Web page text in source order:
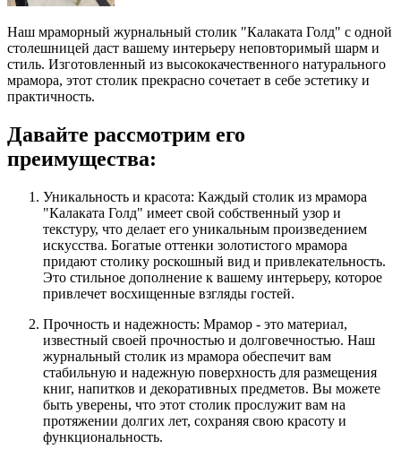
Наш мраморный журнальный столик "Калаката Голд" с одной
столешницей даст вашему интерьеру неповторимый шарм и
стиль. Изготовленный из высококачественного натурального
мрамора, этот столик прекрасно сочетает в себе эстетику и
практичность.
Давайте рассмотрим его
преимущества:
Уникальность и красота: Каждый столик из мрамора
"Калаката Голд" имеет свой собственный узор и
текстуру, что делает его уникальным произведением
искусства. Богатые оттенки золотистого мрамора
придают столику роскошный вид и привлекательность.
Это стильное дополнение к вашему интерьеру, которое
привлечет восхищенные взгляды гостей.
Прочность и надежность: Мрамор - это материал,
известный своей прочностью и долговечностью. Наш
журнальный столик из мрамора обеспечит вам
стабильную и надежную поверхность для размещения
книг, напитков и декоративных предметов. Вы можете
быть уверены, что этот столик прослужит вам на
протяжении долгих лет, сохраняя свою красоту и
функциональность.